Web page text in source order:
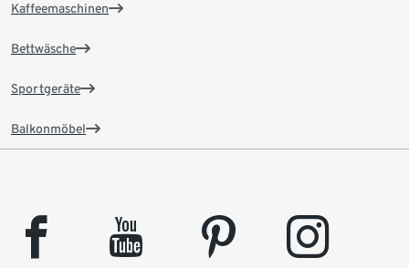
Kaffeemaschinen
Bettwäsche
Sportgeräte
Balkonmöbel
facebook youtube pinterest instagram